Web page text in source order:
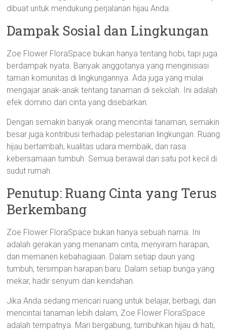
dibuat untuk mendukung perjalanan hijau Anda.
Dampak Sosial dan Lingkungan
Zoe Flower FloraSpace bukan hanya tentang hobi, tapi juga
berdampak nyata. Banyak anggotanya yang menginisiasi
taman komunitas di lingkungannya. Ada juga yang mulai
mengajar anak-anak tentang tanaman di sekolah. Ini adalah
efek domino dari cinta yang disebarkan.
Dengan semakin banyak orang mencintai tanaman, semakin
besar juga kontribusi terhadap pelestarian lingkungan. Ruang
hijau bertambah, kualitas udara membaik, dan rasa
kebersamaan tumbuh. Semua berawal dari satu pot kecil di
sudut rumah.
Penutup: Ruang Cinta yang Terus
Berkembang
Zoe Flower FloraSpace bukan hanya sebuah nama. Ini
adalah gerakan yang menanam cinta, menyiram harapan,
dan memanen kebahagiaan. Dalam setiap daun yang
tumbuh, tersimpan harapan baru. Dalam setiap bunga yang
mekar, hadir senyum dan keindahan.
Jika Anda sedang mencari ruang untuk belajar, berbagi, dan
mencintai tanaman lebih dalam, Zoe Flower FloraSpace
adalah tempatnya. Mari bergabung, tumbuhkan hijau di hati,